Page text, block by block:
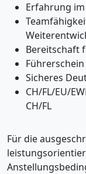
Erfahrung
Bereitschaft
Sicheres
CH/FL/EU/
CH/FL
Für die